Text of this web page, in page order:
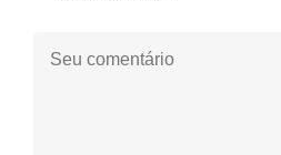
comentário: